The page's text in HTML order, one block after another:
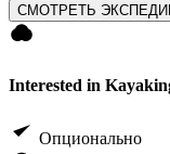
СМОТРЕТЬ
Interested in
Опционально